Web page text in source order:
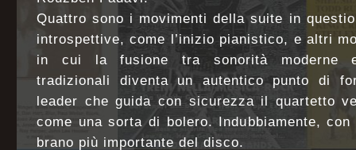
Quattro sono i movimenti della suite in
introspettive, come l’inizio pianistico, e altri
in cui la fusione tra sonorità moderne
tradizionali diventa un autentico punto di
leader che guida con sicurezza il quartetto
come una sorta di bolero. Indubbiamente,
brano più importante del disco.